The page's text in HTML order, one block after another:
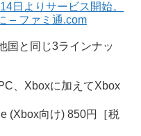
日よりサービス開始。
– ファミ通.com
国と同じ3ラインナッ
、Xboxに加えてXbox
(Xbox向け) 850円［税